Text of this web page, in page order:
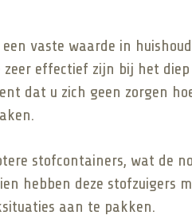
vaste waarde in
effectief zijn bij het
dat u zich geen zorgen
stofcontainers, wat de
hebben deze stofzuigers
aan te pakken.